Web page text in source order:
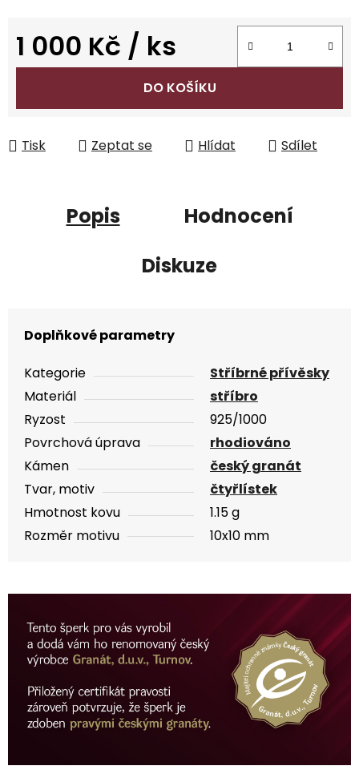
1 000 Kč / ks
Měrná cena:
DO KOŠÍKU
Tisk Zeptat se Hlídat Sdílet
Popis
Hodnocení
Diskuze
Doplňkové parametry
Kategorie
Stříbrné přívěsky
Materiál
stříbro
Ryzost
925/1000
Povrchová úprava
rhodiováno
Kámen
český granát
Tvar, motiv
čtyřlístek
Hmotnost kovu
1.15 g
Rozměr motivu
10x10 mm